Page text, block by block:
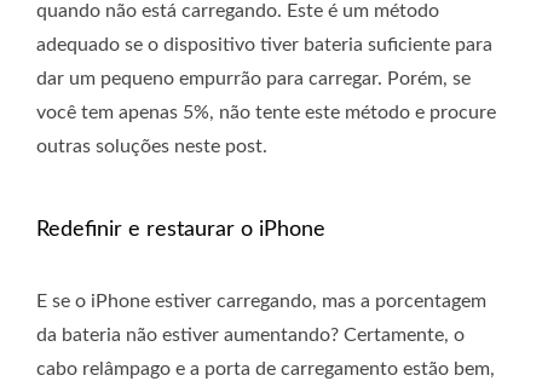
quando não está carregando. Este é um método
adequado se o dispositivo tiver bateria suficiente para
dar um pequeno empurrão para carregar. Porém, se
você tem apenas 5%, não tente este método e procure
outras soluções neste post.
Redefinir e restaurar o iPhone
E se o iPhone estiver carregando, mas a porcentagem
da bateria não estiver aumentando? Certamente, o
cabo relâmpago e a porta de carregamento estão bem,